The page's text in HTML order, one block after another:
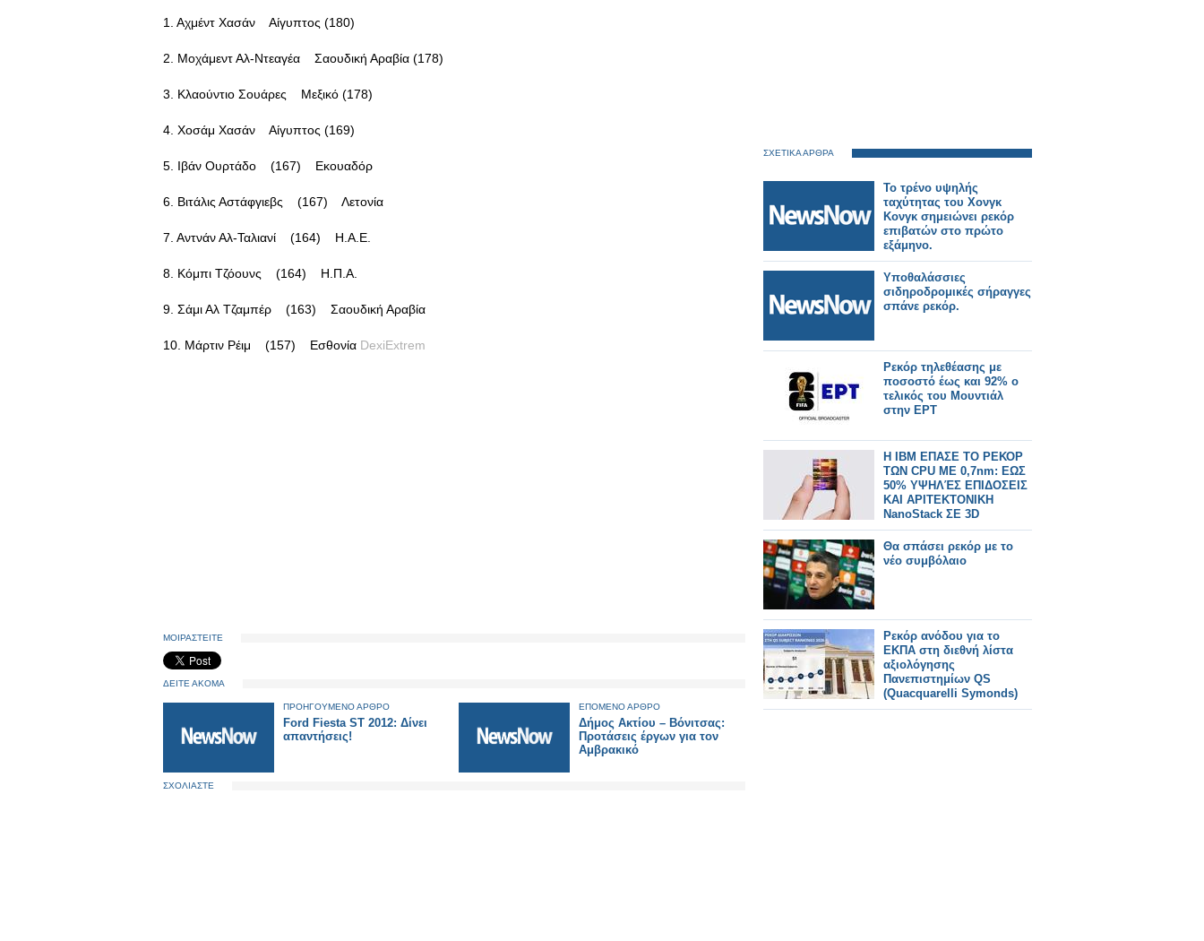
1. Αχμέντ Χασάν Αίγυπτος (180)
2. Μοχάμεντ Αλ-Ντεαγέα Σαουδική Αραβία (178)
3. Κλαούντιο Σουάρες Μεξικό (178)
4. Χοσάμ Χασάν Αίγυπτος (169)
5. Ιβάν Ουρτάδο (167) Εκουαδόρ
6. Βιτάλις Αστάφγιεβς (167) Λετονία
7. Αντνάν Αλ-Ταλιανί (164) Η.Α.Ε.
8. Κόμπι Τζόουνς (164) Η.Π.Α.
9. Σάμι Αλ Τζαμπέρ (163) Σαουδική Αραβία
10. Μάρτιν Ρέιμ (157) Εσθονία DexiExtrem
ΜΟΙΡΑΣΤΕΙΤΕ
ΔΕΙΤΕ ΑΚΟΜΑ
ΠΡΟΗΓΟΥΜΕΝΟ ΑΡΘΡΟ
Ford Fiesta ST 2012: Δίνει
απαντήσεις!
ΕΠΟΜΕΝΟ ΑΡΘΡΟ
Δήμος Ακτίου – Βόνιτσας:
Προτάσεις έργων για τον
Αμβρακικό
ΣΧΟΛΙΑΣΤΕ
ΣΧΕΤΙΚΑ ΑΡΘΡΑ
Το τρένο υψηλής
ταχύτητας του Χονγκ
Κονγκ σημειώνει ρεκόρ
επιβατών στο πρώτο
εξάμηνο.
Υποθαλάσσιες
σιδηροδρομικές σήραγγες
σπάνε ρεκόρ.
Ρεκόρ τηλεθέασης με
ποσοστό έως και 92% ο
τελικός του Μουντιάλ
στην ΕΡΤ
Η IBM ΕΠΑΣΕ ΤΟ ΡΕΚΟΡ
ΤΩΝ CPU ΜΕ 0,7nm: ΕΩΣ
50% ΥΨΗΛΈΣ ΕΠΙΔΟΣΕΙΣ
ΚΑΙ ΑΡΙΤΕΚΤΟΝΙΚΗ
NanoStack ΣΕ 3D
Θα σπάσει ρεκόρ με το
νέο συμβόλαιο
Ρεκόρ ανόδου για το
ΕΚΠΑ στη διεθνή λίστα
αξιολόγησης
Πανεπιστημίων QS
(Quacquarelli Symonds)